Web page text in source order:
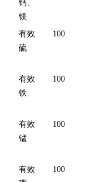
钙、
镁
有效
硫
100
有效
铁
100
有效
锰
100
有效
100